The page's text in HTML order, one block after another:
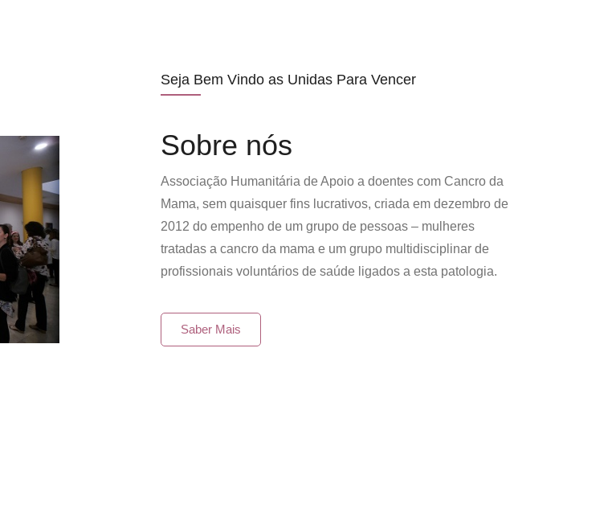
Seja Bem Vindo as Unidas Para Vencer
Sobre nós
Associação Humanitária de Apoio a doentes com Cancro da
Mama, sem quaisquer fins lucrativos, criada em dezembro de
2012 do empenho de um grupo de pessoas – mulheres
tratadas a cancro da mama e um grupo multidisciplinar de
profissionais voluntários de saúde ligados a esta patologia.
Saber Mais